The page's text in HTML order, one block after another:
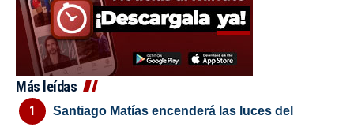
Más leídas
Santiago Matías encenderá las luces del